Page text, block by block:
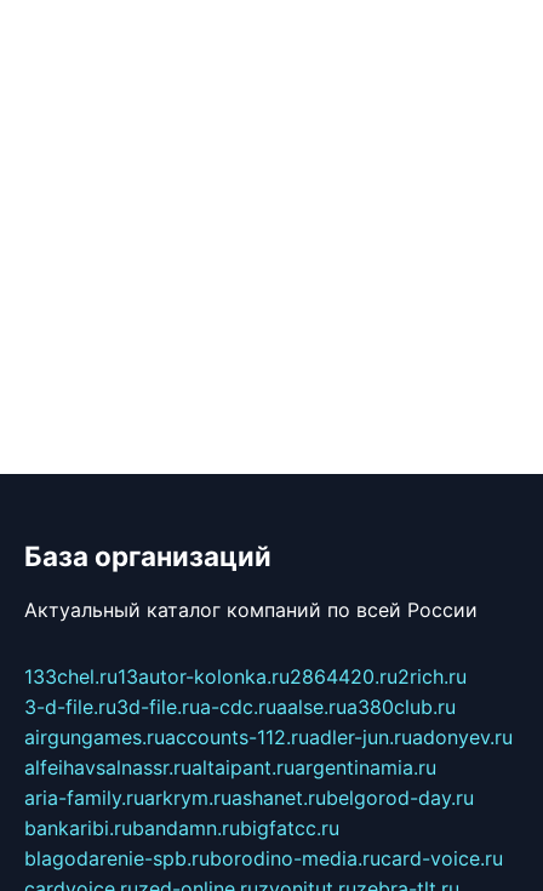
База организаций
Актуальный каталог компаний по всей России
133chel.ru13autor-kolonka.ru2864420.ru2rich.ru
3-d-file.ru3d-file.rua-cdc.ruaalse.rua380club.ru
airgungames.ruaccounts-112.ruadler-jun.ruadonyev.ru
alfeihavsalnassr.rualtaipant.ruargentinamia.ru
aria-family.ruarkrym.ruashanet.rubelgorod-day.ru
bankaribi.rubandamn.rubigfatcc.ru
blagodarenie-spb.ruborodino-media.rucard-voice.ru